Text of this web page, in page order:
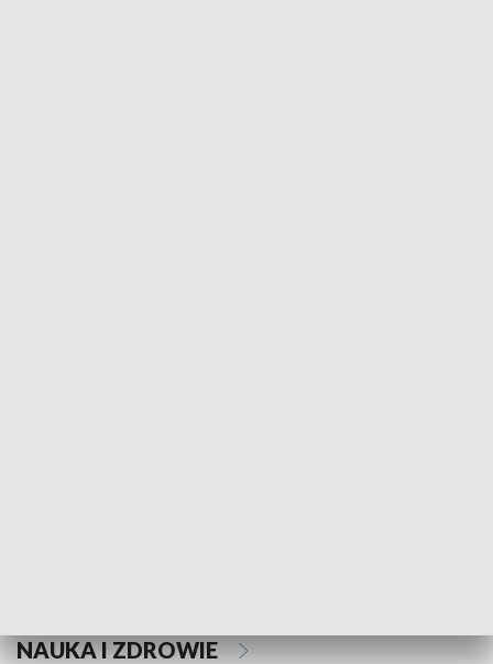
NAUKA I ZDROWIE